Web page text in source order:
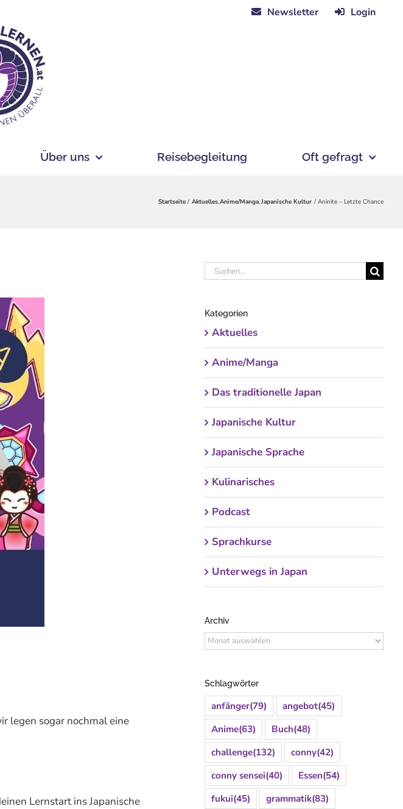
Newsletter Login
Über uns Reisebegleitung Oft gefragt
Startseite Aktuelles Anime/Manga Japanische Kultur Aninite – Letzte Chance
legen sogar nochmal eine
Lernstart ins Japanische
Suche
Kategorien
Aktuelles
Anime/Manga
Das traditionelle Japan
Japanische Kultur
Japanische Sprache
Kulinarisches
Podcast
Sprachkurse
Unterwegs in Japan
Archiv
Archiv
Schlagwörter
anfänger(79) angebot(45)
Anime(63) Buch(48)
challenge(132) conny(42)
conny sensei(40) Essen(54)
fukui(45) grammatik(83)